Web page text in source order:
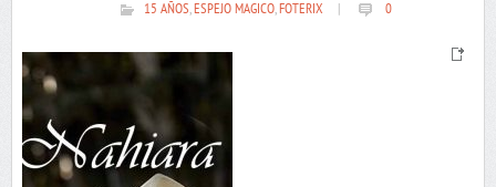
15 AÑOS,ESPEJO MAGICO,FOTERIX 0